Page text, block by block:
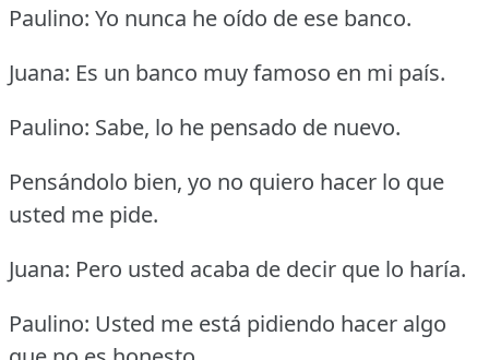
Paulino: Yo nunca he oído de ese banco.
Juana: Es un banco muy famoso en mi país.
Paulino: Sabe, lo he pensado de nuevo.
Pensándolo bien, yo no quiero hacer lo que
usted me pide.
Juana: Pero usted acaba de decir que lo haría.
Paulino: Usted me está pidiendo hacer algo